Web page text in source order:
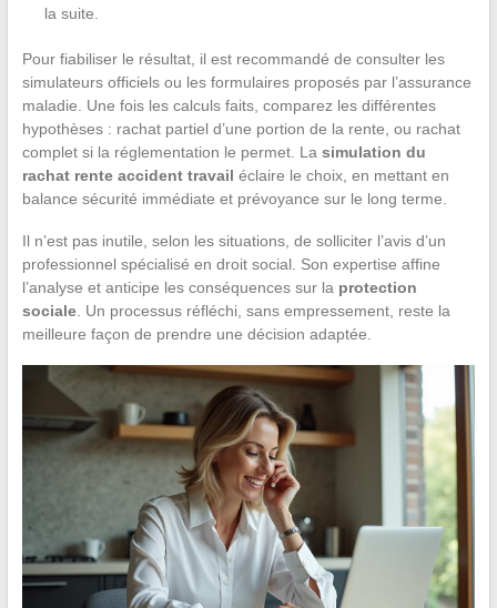
la suite.
Pour fiabiliser le résultat, il est recommandé de consulter les
simulateurs officiels ou les formulaires proposés par l’assurance
maladie. Une fois les calculs faits, comparez les différentes
hypothèses : rachat partiel d’une portion de la rente, ou rachat
complet si la réglementation le permet. La simulation du
rachat rente accident travail éclaire le choix, en mettant en
balance sécurité immédiate et prévoyance sur le long terme.
Il n’est pas inutile, selon les situations, de solliciter l’avis d’un
professionnel spécialisé en droit social. Son expertise affine
l’analyse et anticipe les conséquences sur la protection
sociale. Un processus réfléchi, sans empressement, reste la
meilleure façon de prendre une décision adaptée.